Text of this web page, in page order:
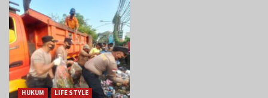
HUKUM
LIFE STYLE